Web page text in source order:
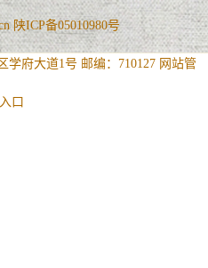
陕ICP备05010980号
学府大道1号 邮编：710127 网站管
口